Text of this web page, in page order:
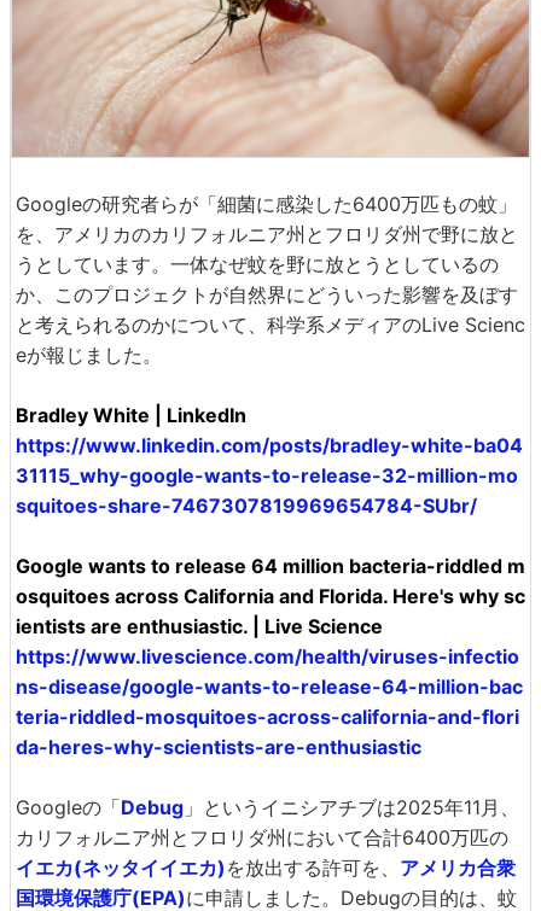
Googleの研究者らが「細菌に感染した6400万匹もの蚊」
を、アメリカのカリフォルニア州とフロリダ州で野に放と
うとしています。一体なぜ蚊を野に放とうとしているの
か、このプロジェクトが自然界にどういった影響を及ぼす
と考えられるのかについて、科学系メディアのLive Scienc
eが報じました。
Bradley White | LinkedIn
https://www.linkedin.com/posts/bradley-white-ba04
31115_why-google-wants-to-release-32-million-mo
squitoes-share-7467307819969654784-SUbr/
Google wants to release 64 million bacteria-riddled m
osquitoes across California and Florida. Here's why sc
ientists are enthusiastic. | Live Science
https://www.livescience.com/health/viruses-infectio
ns-disease/google-wants-to-release-64-million-bac
teria-riddled-mosquitoes-across-california-and-flori
da-heres-why-scientists-are-enthusiastic
Googleの「Debug 」というイニシアチブは2025年11月、
カリフォルニア州とフロリダ州において合計6400万匹の
イエカ(ネッタイイエカ) を放出する許可を、 アメリカ合衆
国環境保護庁(EPA)に申請しました。Debugの目的は、蚊